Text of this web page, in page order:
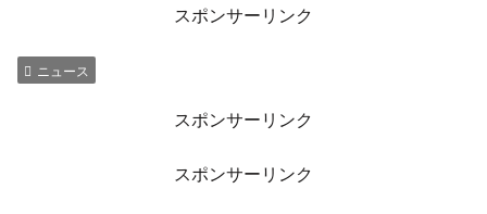
スポンサーリンク
ニュース
スポンサーリンク
スポンサーリンク